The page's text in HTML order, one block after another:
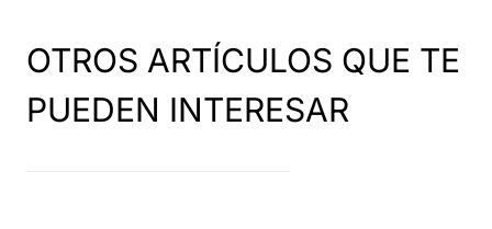
OTROS ARTÍCULOS QUE TE
PUEDEN INTERESAR